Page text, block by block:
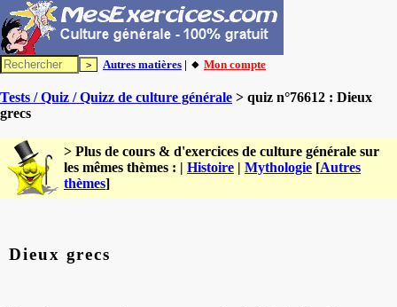
Autres matières | 🔸 Mon compte
Tests / Quiz / Quizz de culture générale > quiz n°76612 : Dieux
grecs
> Plus de cours & d'exercices de culture générale sur
les mêmes thèmes : | Histoire | Mythologie [Autres
thèmes]
Dieux grecs